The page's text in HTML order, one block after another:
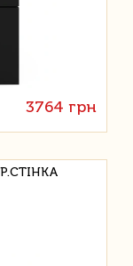
3764 грн